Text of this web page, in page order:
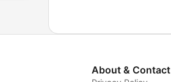
About & Contact